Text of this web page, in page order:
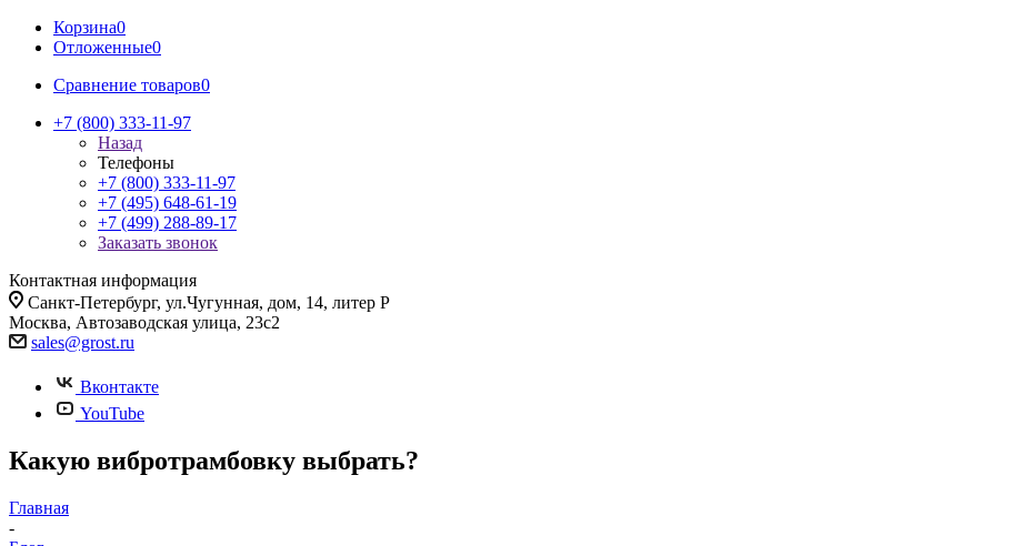
Корзина0
Отложенные0
Сравнение товаров0
+7 (800) 333-11-97
Назад
Телефоны
+7 (800) 333-11-97
+7 (495) 648-61-19
+7 (499) 288-89-17
Заказать звонок
Контактная информация
Санкт-Петербург, ул.Чугунная, дом, 14, литер Р
Москва, Автозаводская улица, 23с2
sales@grost.ru
Вконтакте
YouTube
Какую вибротрамбовку выбрать?
Главная
-